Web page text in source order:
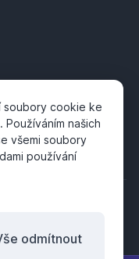
soubory cookie ke
našich
všemi soubory
používání
odmítnout